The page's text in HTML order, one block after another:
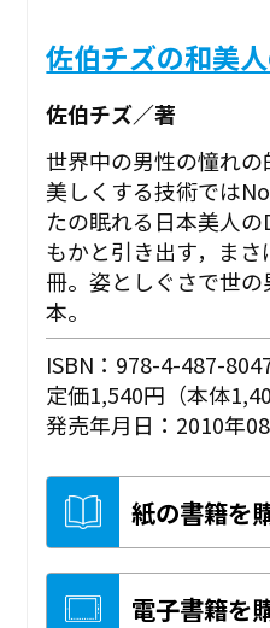
佐伯チズの和美
佐伯チズ／著
世界中の男性の憧れ
美しくする技術では
たの眠れる日本美人
もかと引き出す，ま
冊。姿としぐさで世
本。
ISBN：978-4-487-
定価1,540円（本体
発売年月日：2010年
紙の書籍を
電子書籍を